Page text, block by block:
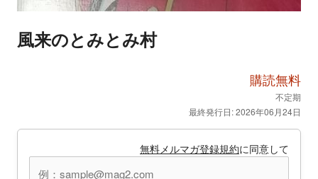
風来のとみとみ村
購読無料
不定期
最終発行日: 2026年06月24日
無料メルマガ登録規約に同意して